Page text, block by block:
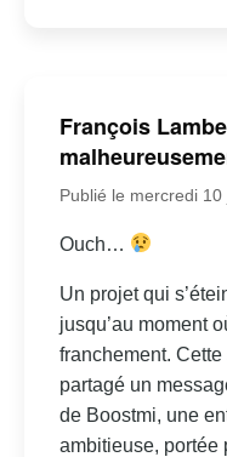
François
Publié le mercredi
Ouch…
Un projet qui
jusqu’au moment
franchement.
partagé un
de Boostmi, une
ambitieuse, portée